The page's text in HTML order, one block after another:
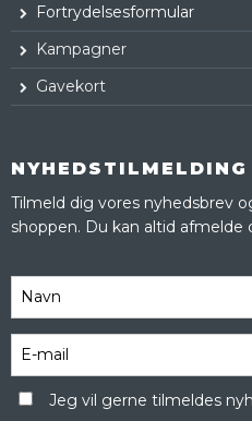
Fortrydelsesformular
Kampagner
Gavekort
NYHEDSTILMELDING
Tilmeld dig vores nyhedsbrev
shoppen. Du kan altid afmelde
Jeg vil gerne tilmeldes